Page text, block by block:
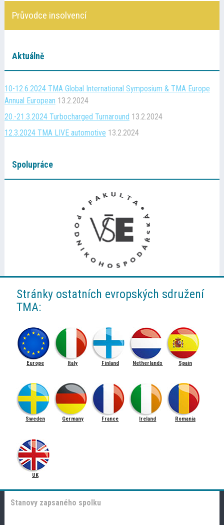
Průvodce insolvencí
Aktuálně
10-12.6.2024 TMA Global International Symposium & TMA Europe
Annual European 13.2.2024
20.-21.3.2024 Turbocharged Turnaround 13.2.2024
12.3.2024 TMA LIVE automotive 13.2.2024
Spolupráce
Stránky ostatních evropských sdružení
TMA:
Europe Italy Finland Netherlands Spain
Sweden Germany France Ireland Romania
UK
Stanovy zapsaného spolku